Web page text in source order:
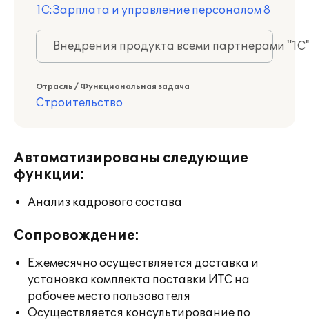
1С:Зарплата и управление персоналом 8
Внедрения продукта всеми партнерами
Отрасль / Функциональная задача
Строительство
Автоматизированы следующие
функции:
Анализ кадрового состава
Сопровождение:
Ежемесячно осуществляется доставка и
установка комплекта поставки ИТС на
рабочее место пользователя
Осуществляется консультирование по